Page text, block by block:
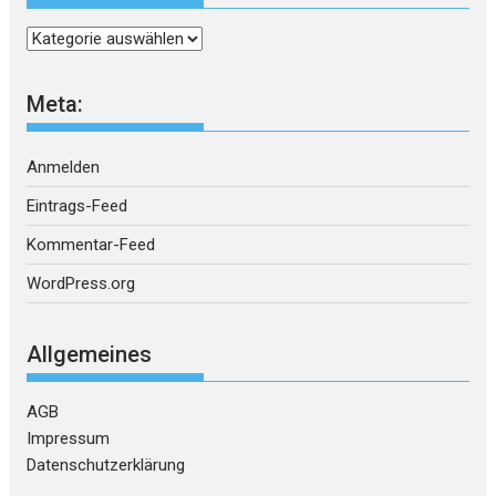
Kategorien
Meta:
Anmelden
Eintrags-Feed
Kommentar-Feed
WordPress.org
Allgemeines
AGB
Impressum
Datenschutzerklärung